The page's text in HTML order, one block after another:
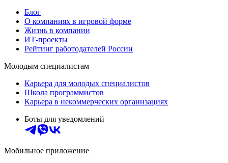
Блог
О компаниях в игровой форме
Жизнь в компании
ИТ-проекты
Рейтинг работодателей России
Молодым специалистам
Карьера для молодых специалистов
Школа программистов
Карьера в некоммерческих организациях
Боты для уведомлений
Мобильное приложение